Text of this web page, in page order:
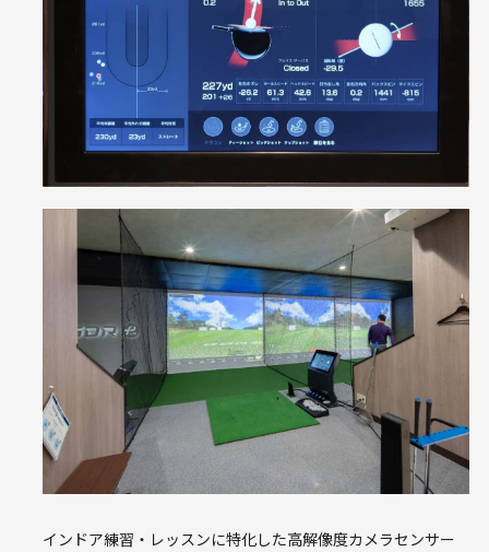
インドア練習・レッスンに特化した高解像度カメラセンサー